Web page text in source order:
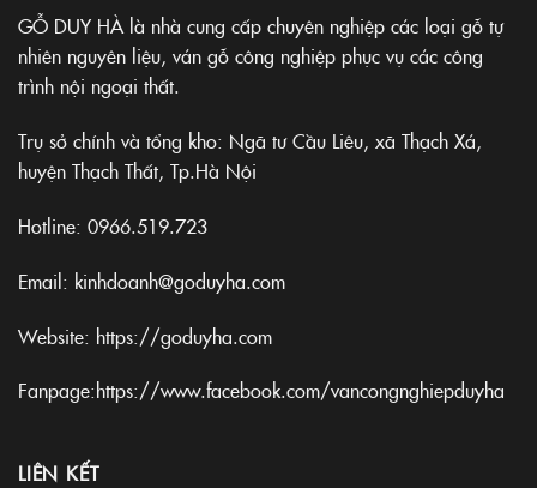
GỖ DUY HÀ là nhà cung cấp chuyên nghiệp các loại gỗ tự
nhiên nguyên liệu, ván gỗ công nghiệp phục vụ các công
trình nội ngoại thất.
Trụ sở chính và tổng kho: Ngã tư Cầu Liêu, xã Thạch Xá,
huyện Thạch Thất, Tp.Hà Nội
Hotline: 0966.519.723
Email: kinhdoanh@goduyha.com
Website: https://goduyha.com
Fanpage:https://www.facebook.com/vancongnghiepduyha
LIÊN KẾT